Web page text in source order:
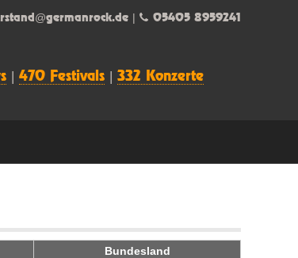
470 Festivals 332 Konzerte
05405 8959241
Bundesland